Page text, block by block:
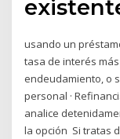
usando un
tasa de interés
endeudamiento, o
personal ·
analice
la opción Si tratas